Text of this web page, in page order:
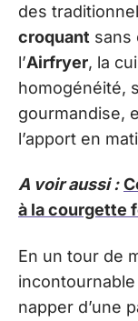
des
croquant sans
l’Airfryer, la
homogénéité,
gourmandise,
l’apport en
A voir aussi :
à la courgette
En un tour de
napper d’une